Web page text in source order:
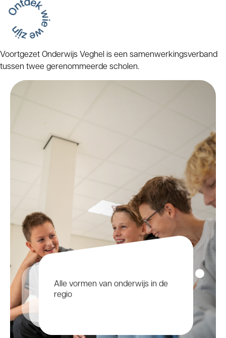
Voortgezet Onderwijs Veghel is een samenwerkingsverband
tussen twee gerenommeerde scholen.
Alle vormen van onderwijs in de
regio
Eigentijds en goed kwalitatief
onderwijs